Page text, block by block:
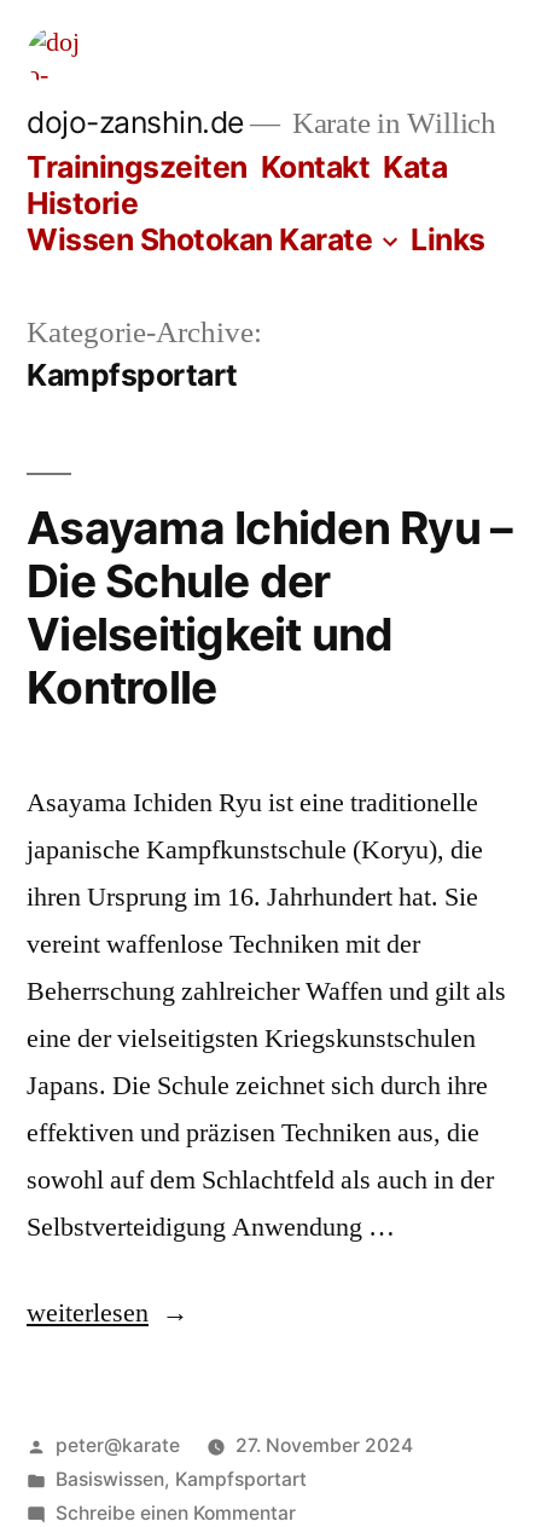
Zum
Inhalt
springen
dojo-zanshin.de Karate in Willich
Trainingszeiten Kontakt Kata
Historie
Wissen Shotokan Karate
Links
Kategorie-Archive:
Kampfsportart
Asayama Ichiden Ryu –
Die Schule der
Vielseitigkeit und
Kontrolle
Asayama Ichiden Ryu ist eine traditionelle
japanische Kampfkunstschule (Koryu), die
ihren Ursprung im 16. Jahrhundert hat. Sie
vereint waffenlose Techniken mit der
Beherrschung zahlreicher Waffen und gilt als
eine der vielseitigsten Kriegskunstschulen
Japans. Die Schule zeichnet sich durch ihre
effektiven und präzisen Techniken aus, die
sowohl auf dem Schlachtfeld als auch in der
Selbstverteidigung Anwendung …
„Asayama
–
Die
weiterlesen
Veröffentlicht
von
peter@karate
27. November 2024
Veröffentlicht
in
Basiswissen, Kampfsportart
Schreibe einen Kommentarzu